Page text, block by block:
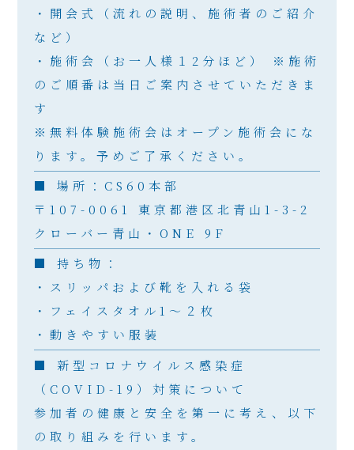
・開会式（流れの説明、施術者のご紹介
など）
・施術会（お一人様１2分ほど） ※施術
のご順番は当日ご案内させていただきま
す
※無料体験施術会はオープン施術会にな
ります。予めご了承ください。
■ 場所：CS60本部
〒107-0061 東京都港区北青山1-3-2
クローバー青山・ONE 9F
■ 持ち物：
・スリッパおよび靴を入れる袋
・フェイスタオル1〜２枚
・動きやすい服装
■ 新型コロナウイルス感染症
（COVID-19）対策について
参加者の健康と安全を第一に考え、以下
の取り組みを行います。